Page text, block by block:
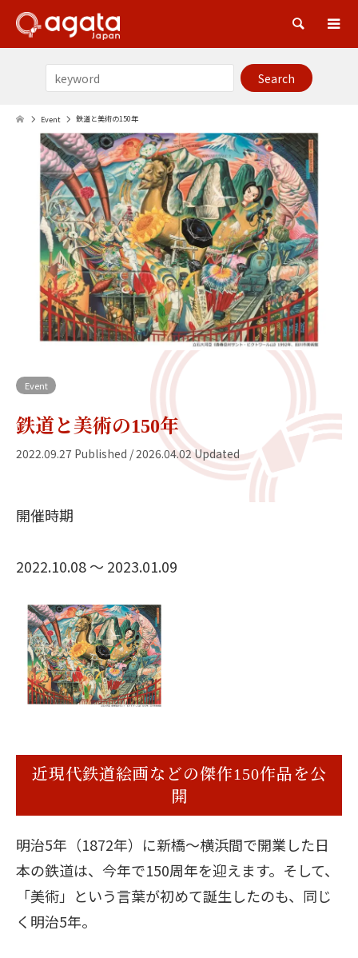
Event 鉄道と美術の150年
Event
鉄道と美術の150年
2022.09.27 Published / 2026.04.02 Updated
開催時期
2022.10.08 〜 2023.01.09
近現代鉄道絵画などの傑作150作品を公
開
明治5年（1872年）に新橋～横浜間で開業した日
本の鉄道は、今年で150周年を迎えます。そして、
「美術」という言葉が初めて誕生したのも、同じ
く明治5年。